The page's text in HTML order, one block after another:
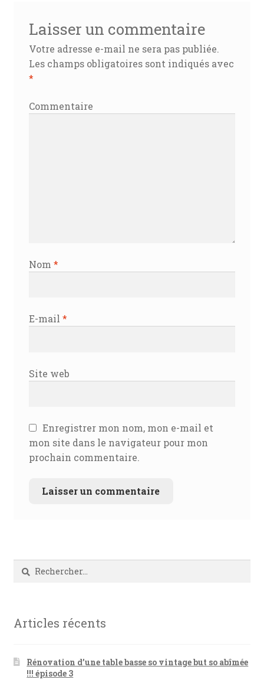
Laisser un commentaire
Votre adresse e-mail ne sera pas publiée.
Les champs obligatoires sont indiqués avec
*
Commentaire
Nom *
E-mail *
Site web
Enregistrer mon nom, mon e-mail et
mon site dans le navigateur pour mon
prochain commentaire.
Rechercher :
Articles récents
Rénovation d’une table basse so vintage but so abîmée
!!! épisode 3